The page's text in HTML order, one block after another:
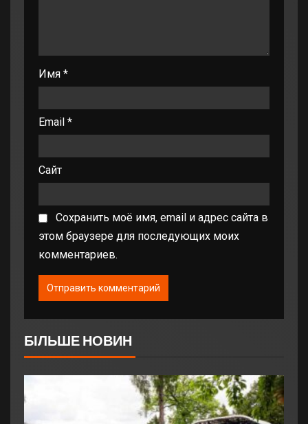
Имя *
Email *
Сайт
Сохранить моё имя, email и адрес сайта в
этом браузере для последующих моих
комментариев.
БІЛЬШЕ НОВИН